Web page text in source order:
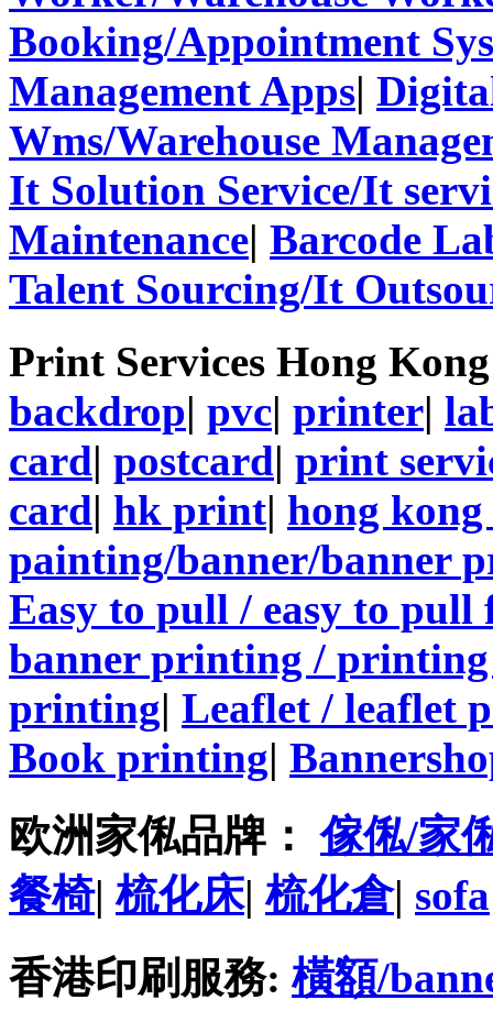
Booking/Appointment
Management Apps|
Wms/Warehouse
It Solution Service/It
Maintenance| Barcode
Talent Sourcing/It
Print Services Hong
backdrop| pvc| printer|
card| postcard| print
card| hk print| hong
painting/banner/banner
Easy to pull / easy to pull
banner printing /
printing| Leaflet / leaflet
Book printing|
欧洲家俬品牌： 傢俬/家
餐椅|梳化床|梳化倉| sofa
香港印刷服務: 橫額/